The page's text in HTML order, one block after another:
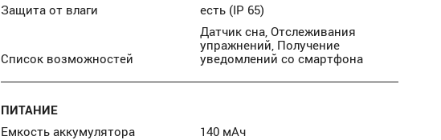
Защита от влаги
есть (IP 65)
Список возможностей
Датчик сна, Отслеживания
упражнений, Получение
уведомлений со смартфона
ПИТАНИЕ
Емкость аккумулятора
140 мАч